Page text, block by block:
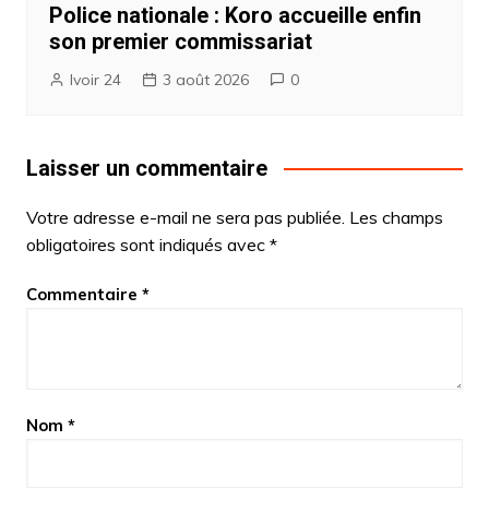
Police nationale : Koro accueille enfin
son premier commissariat
Ivoir 24 3 août 2026 0
Laisser un commentaire
Votre adresse e-mail ne sera pas publiée. Les champs
obligatoires sont indiqués avec *
Commentaire *
Nom *